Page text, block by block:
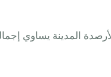
المدينة يساوي